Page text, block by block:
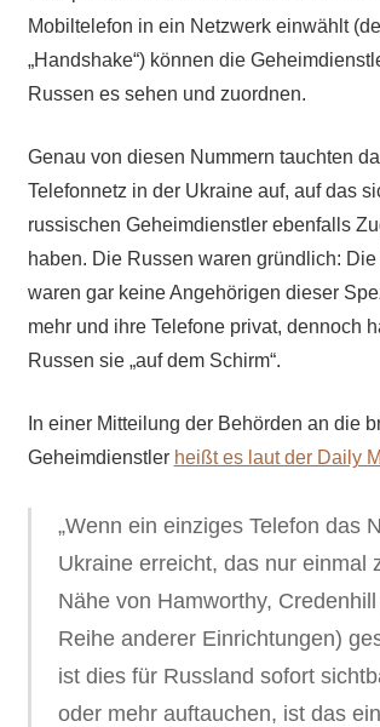
Mobiltelefon in ein Netzwerk einwählt
„Handshake“) können die
Russen es sehen und zuordnen.
Genau von diesen Nummern tauchten
Telefonnetz in der Ukraine auf, auf das
russischen Geheimdienstler ebenfalls
haben. Die Russen waren gründlich:
waren gar keine Angehörigen dieser
mehr und ihre Telefone privat, dennoch
Russen sie „auf dem Schirm“.
In einer Mitteilung der Behörden an die
Geheimdienstler heißt es laut der Daily
„Wenn ein einziges Telefon das
Ukraine erreicht, das nur einmal
Nähe von Hamworthy,
Reihe anderer Einrichtungen)
ist dies für Russland sofort
oder mehr auftauchen, ist das ein